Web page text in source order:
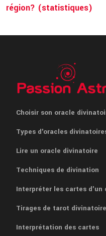
région? (statistiques)
Choisir son oracle
Types d'oracles
Lire un oracle divinatoire
Techniques de divination
Interpréter les cartes d'un
Tirages de tarot divinatoire
Interprétation des cartes